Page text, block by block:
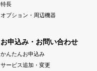
特長
オプション・周辺機器
お申込み・お問い合わせ
かんたんお申込み
サービス追加・変更